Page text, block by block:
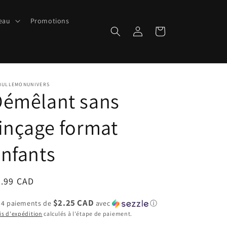
Promotions
Connexion Panier
sans
format
CAD
paiements de $2.25 CAD avec ⓘ
d'expédition calculés à l'étape de paiement.